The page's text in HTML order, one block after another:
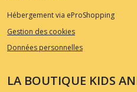
Hébergement via eProShopping
Gestion des cookies
Données personnelles
LA BOUTIQUE KIDS